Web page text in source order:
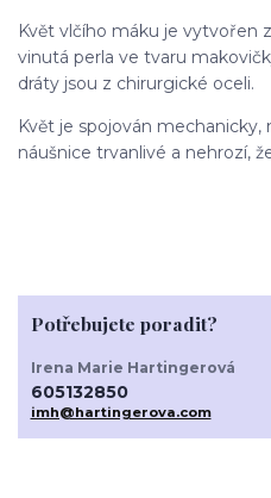
Květ vlčího máku je vytvořen
vinutá perla ve tvaru
dráty jsou z chirurgické oceli.
Květ je spojován
náušnice trvanlivé a nehrozí,
Potřebujete poradit?
Irena Marie Hartingerová
605132850
imh@hartingerova.com